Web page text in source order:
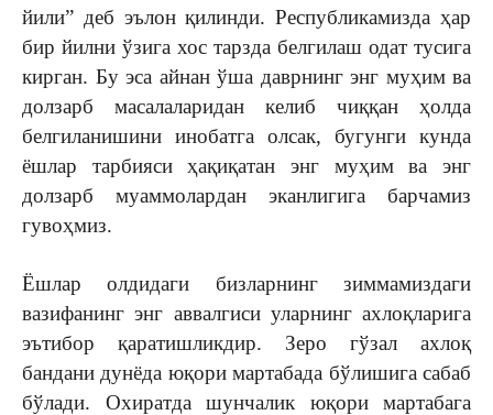
йили” деб эълон қилинди. Республикамизда ҳар
бир йилни ўзига хос тарзда белгилаш одат тусига
кирган. Бу эса айнан ўша даврнинг энг муҳим ва
долзарб масалаларидан келиб чиққан ҳолда
белгиланишини инобатга олсак, бугунги кунда
ёшлар тарбияси ҳақиқатан энг муҳим ва энг
долзарб муаммолардан эканлигига барчамиз
гувоҳмиз.
Ёшлар олдидаги бизларнинг зиммамиздаги
вазифанинг энг аввалгиси уларнинг ахлоқларига
эътибор қаратишликдир. Зеро гўзал ахлоқ
бандани дунёда юқори мартабада бўлишига сабаб
бўлади. Охиратда шунчалик юқори мартабага